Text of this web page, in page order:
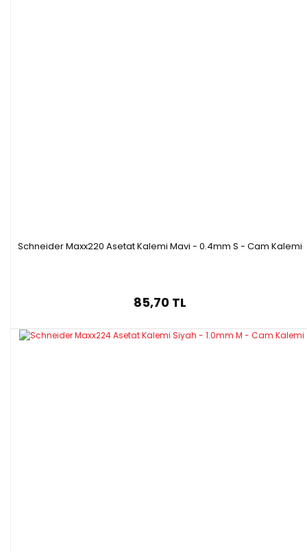
Schneider Maxx220 Asetat Kalemi Mavi - 0.4mm S - Cam Kalemi
85,70 TL